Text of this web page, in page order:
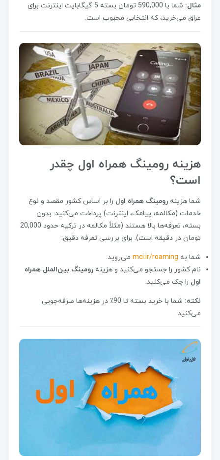
مثال:
شما با 590,000 تومان بسته 5 گیگابایت اینترنت برای
عراق می‌خرید، که انتخابی محبوب است.
هزینه رومینگ همراه اول چقدر
است؟
شما هزینه رومینگ همراه اول را بر اساس کشور مقصد و نوع
خدمات (مکالمه، پیامک، اینترنت) پرداخت می‌کنید. بدون
بسته، تعرفه‌ها بالا هستند (مثلاً مکالمه در ترکیه حدود 20,000
تومان در دقیقه است). برای بررسی تعرفه دقیق:
شما به mci.ir/roaming می‌روید.
نام کشور را جستجو می‌کنید و هزینه رومینگ بین‌الملل همراه
اول را چک می‌کنید.
نکته:
شما با خرید بسته تا 90٪ در هزینه‌ها صرفه‌جویی
می‌کنید.